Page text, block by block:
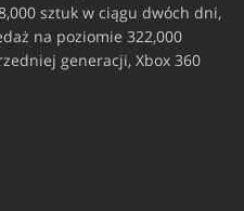
sztuk w ciągu dwóch dni,
na poziomie 322,000
generacji, Xbox 360